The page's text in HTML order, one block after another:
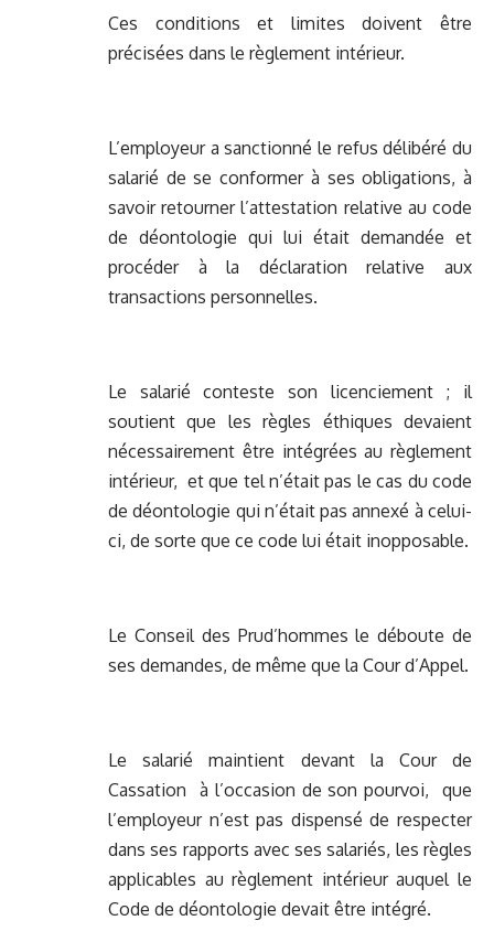
Ces conditions et limites doivent être
précisées dans le règlement intérieur.
L’employeur a sanctionné le refus délibéré du
salarié de se conformer à ses obligations, à
savoir retourner l’attestation relative au code
de déontologie qui lui était demandée et
procéder à la déclaration relative aux
transactions personnelles.
Le salarié conteste son licenciement ; il
soutient que les règles éthiques devaient
nécessairement être intégrées au règlement
intérieur, et que tel n’était pas le cas du code
de déontologie qui n’était pas annexé à celui-
ci, de sorte que ce code lui était inopposable.
Le Conseil des Prud’hommes le déboute de
ses demandes, de même que la Cour d’Appel.
Le salarié maintient devant la Cour de
Cassation à l’occasion de son pourvoi, que
l’employeur n’est pas dispensé de respecter
dans ses rapports avec ses salariés, les règles
applicables au règlement intérieur auquel le
Code de déontologie devait être intégré.